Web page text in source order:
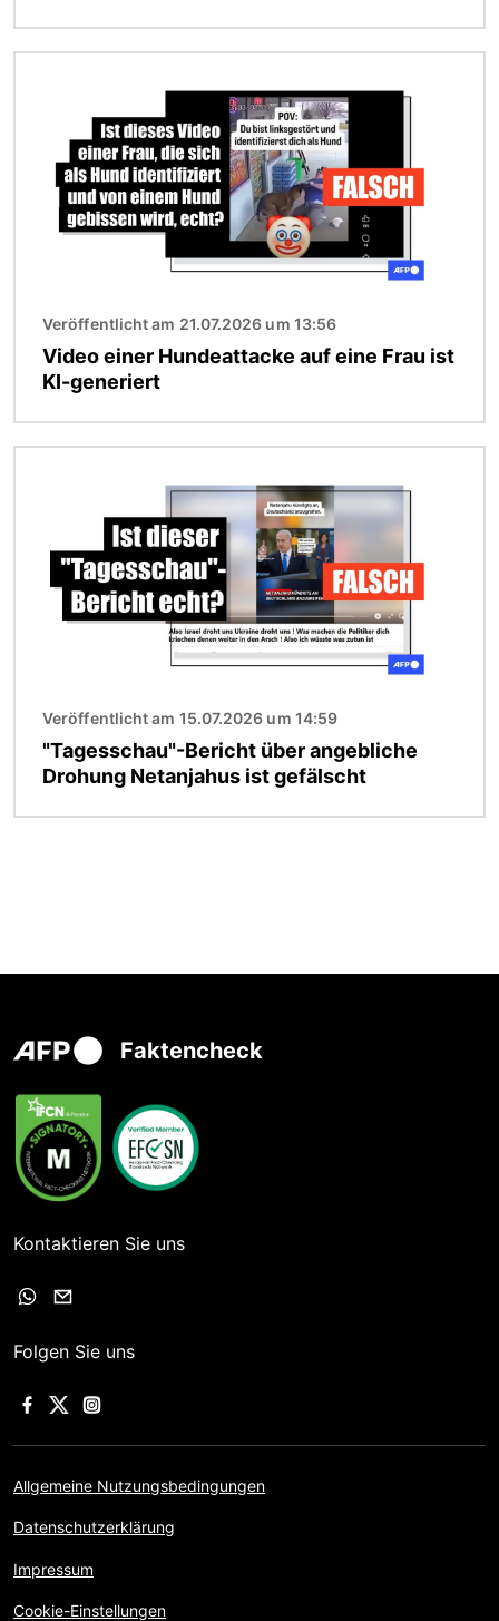
Veröffentlicht am 21.07.2026 um 13:56
Video einer Hundeattacke auf eine Frau ist
KI-generiert
Veröffentlicht am 15.07.2026 um 14:59
"Tagesschau"-Bericht über angebliche
Drohung Netanjahus ist gefälscht
Faktencheck
Kontaktieren Sie uns
Folgen Sie uns
Allgemeine Nutzungsbedingungen
Datenschutzerklärung
Impressum
Cookie-Einstellungen